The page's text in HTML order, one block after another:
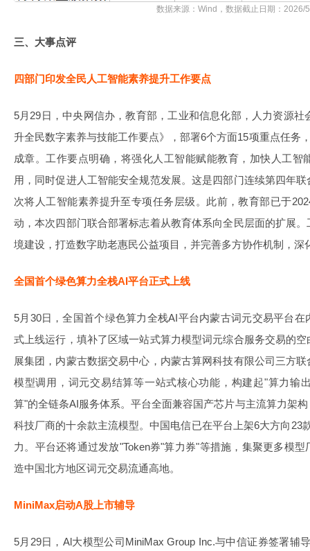
数据来源：Wind，数据截止日期：2026/
三、大事点评
四部门印发全民人工智能素养提升工作要点
5月29日，中央网信办，教育部，工业和信息化部，人力资源社
升全民数字素养与技能工作要点》，部署6个方面15项重点任务
成章。工作要点明确，将强化人工智能赋能教育，加快人工智
用，同时促进人工智能安全规范发展。这是四部门连续第四年
次将人工智能素养提升至专项任务层级。此前，教育部已于
动，本次四部门联合部署标志着从教育体系向全民层面的扩展
境建设，打造数字助老惠民公益项目，并完善多方协作机制，深
全国首个绿色算力全栈AI平台正式上线
5月30日，全国首个绿色算力全栈AI平台内蒙古词元交易平台
式上线运行，填补了区域一站式算力模型词元综合服务交易的
展集团，内蒙古数据交易中心，内蒙古算网科技有限公司三方
模型调用，词元交易结算等一站式核心功能，构建起"算力输
算"的全链条AI服务体系。平台全面兼容国产芯片与主流算力架
科技厂商的十余款主流模型。中国电信已在平台上架6大方向23
力。平台还将通过发放"Token券"算力券"等措施，集聚更多模
造中国北方地区词元交易流通高地。
MiniMax启动A股上市辅导
5月29日，Al大模型公司MiniMax Group Inc.与中信证券签署辅